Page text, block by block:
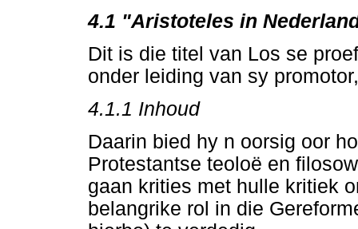
4.1 "Aristoteles in
Dit is die titel van Los se
onder leiding van sy
4.1.1 Inhoud
Daarin bied hy n oorsig oor
Protestantse teoloë en
gaan krities met hulle kritiek
belangrike rol in die